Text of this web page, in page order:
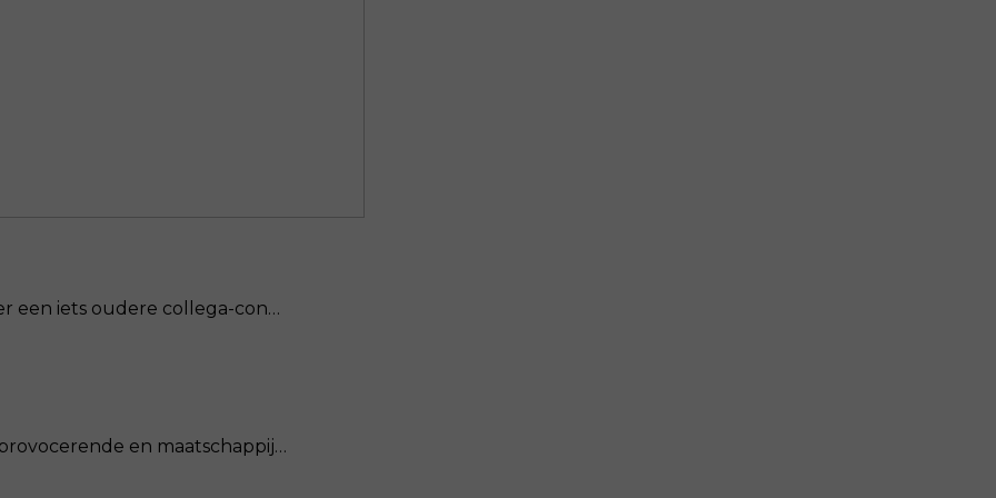
een iets oudere collega-con…
en maatschappij…